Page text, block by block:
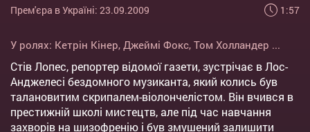
Прем'єра в Україні: 23.09.2009
1:57
У ролях: Кетрін Кінер, Джеймі Фокс, Том Холландер ...
Стів Лопес, репортер відомої газети, зустрічає в Лос-
Анджелесі бездомного музиканта, який колись був
талановитим скрипалем-віолончелістом. Він вчився в
престижній школі мистецтв, але під час навчання
захворів на шизофренію і був змушений залишити